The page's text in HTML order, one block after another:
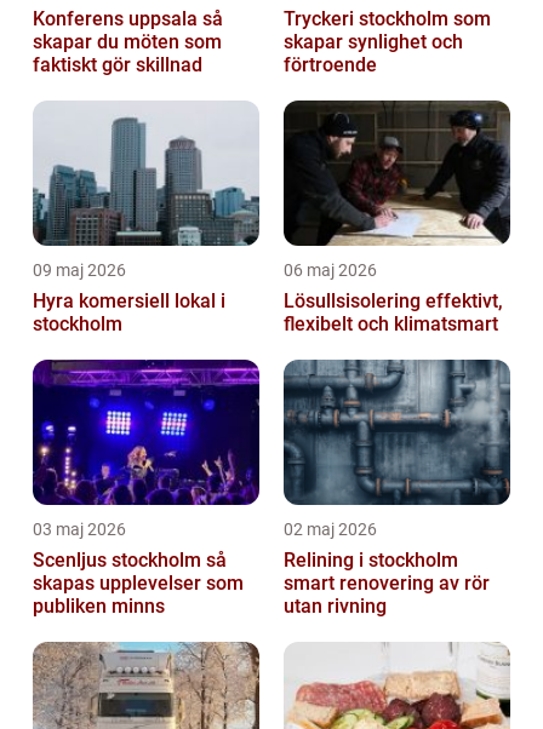
Konferens uppsala så
skapar du möten som
faktiskt gör skillnad
Tryckeri stockholm som
skapar synlighet och
förtroende
09 maj 2026
Hyra komersiell lokal i
stockholm
06 maj 2026
Lösullsisolering effektivt,
flexibelt och klimatsmart
03 maj 2026
Scenljus stockholm så
skapas upplevelser som
publiken minns
02 maj 2026
Relining i stockholm
smart renovering av rör
utan rivning